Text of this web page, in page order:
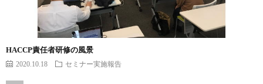
HACCP責任者研修の風景
2020.10.18 セミナー実施報告